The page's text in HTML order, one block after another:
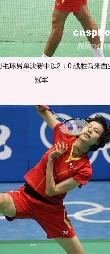
球男单决赛中以2：0 战胜马来
冠军